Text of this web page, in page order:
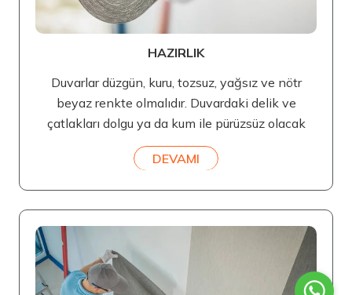
HAZIRLIK
Duvarlar düzgün, kuru, tozsuz, yağsız ve nötr
beyaz renkte olmalıdır. Duvardaki delik ve
çatlakları dolgu ya da kum ile pürüzsüz olacak
DEVAMI